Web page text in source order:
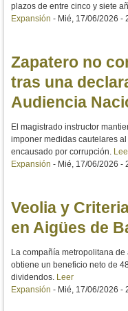
plazos de entre cinco y siete
Expansión - Mié, 17/06/2026 -
Zapatero no
tras una
Audiencia
El magistrado instructor
imponer medidas cautelares
encausado por corrupción.
Expansión - Mié, 17/06/2026 -
Veolia y
en Aigües de
La compañía metropolitana
obtiene un beneficio neto de
dividendos. Leer
Expansión - Mié, 17/06/2026 -